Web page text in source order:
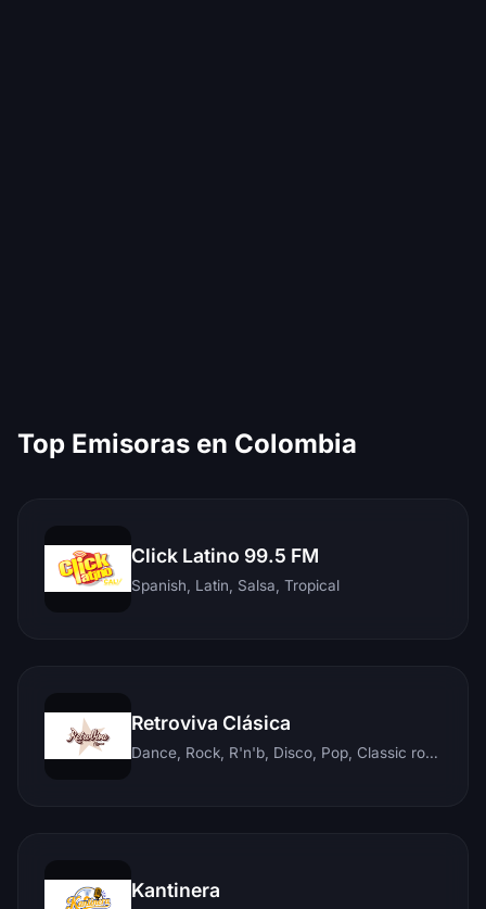
Top Emisoras en Colombia
Click Latino 99.5 FM
Spanish, Latin, Salsa, Tropical
Retroviva Clásica
Dance, Rock, R'n'b, Disco, Pop, Classic rock, Techno, Reggae
Kantinera